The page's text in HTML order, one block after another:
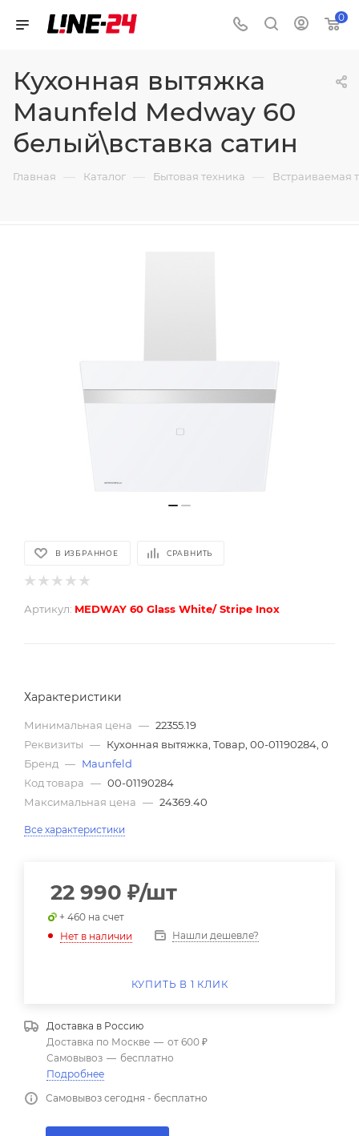
0
Кухонная вытяжка
Maunfeld Medway 60
белый\вставка сатин
Главная — Каталог — Бытовая техника — Встраиваемая
В ИЗБРАННОЕ СРАВНИТЬ
Артикул: MEDWAY 60 Glass White/ Stripe Inox
Характеристики
Минимальная цена — 22355.19
Реквизиты — Кухонная вытяжка, Товар, 00-01190284, 0
Бренд — Maunfeld
Код товара — 00-01190284
Максимальная цена — 24369.40
Все характеристики
22 990 ₽/шт
+ 460 на счет
Нет в наличии
Нашли дешевле?
КУПИТЬ В 1 КЛИК
Доставка в Россию
Доставка по Москве — от 600 ₽
Самовывоз — бесплатно
Подробнее
Самовывоз сегодня - бесплатно